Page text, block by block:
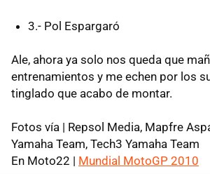
3.- Pol Espargaró
Ale, ahora ya solo nos queda que
entrenamientos y me echen por los
tinglado que acabo de montar.
Fotos vía | Repsol Media, Mapfre
Yamaha Team, Tech3 Yamaha Team
En Moto22 | Mundial MotoGP 2010